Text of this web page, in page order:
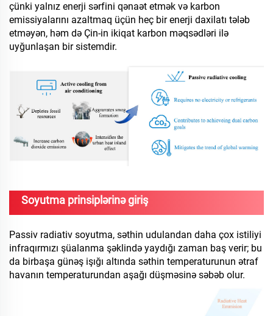
çünki yalnız enerji sərfini qənaət etmək və karbon
emissiyalarını azaltmaq üçün heç bir enerji daxilatı tələb
etməyən, həm də Çin-in ikiqat karbon məqsədləri ilə
uyğunlaşan bir sistemdir.
Soyutma prinsiplərinə giriş
Passiv radiativ soyutma, səthin udulandan daha çox istiliyi
infraqırmızı şüalanma şəklində yaydığı zaman baş verir; bu
da birbaşa günəş işığı altında səthin temperaturunun ətraf
havanın temperaturundan aşağı düşməsinə səbəb olur.